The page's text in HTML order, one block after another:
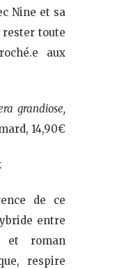
Nine et sa
toute
aux
grandiose,
14,90€
de ce
entre
et roman
respire